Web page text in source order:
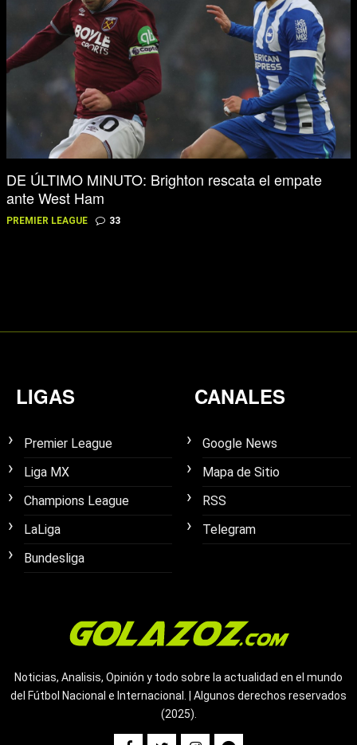
DE ÚLTIMO MINUTO: Brighton rescata el empate
ante West Ham
PREMIER LEAGUE 33
LIGAS
Premier League
Liga MX
Champions League
LaLiga
Bundesliga
CANALES
Google News
Mapa de Sitio
RSS
Telegram
Noticias, Analisis, Opinión y todo sobre la actualidad en el mundo
del Fútbol Nacional e Internacional. | Algunos derechos reservados
(2025).